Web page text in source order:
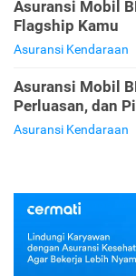
Asuransi Mobil
Flagship Kamu
Asuransi Kendaraan
Asuransi Mobil
Perluasan, dan
Asuransi Kendaraan